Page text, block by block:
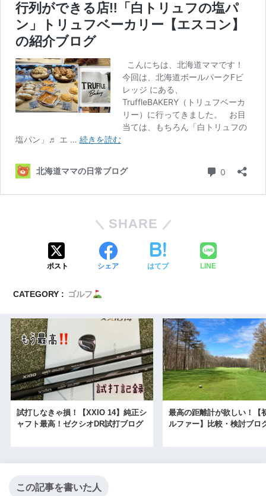
SHARE
ポスト シェア はてブ LINE
CATEGORY : ゴルフ
試打しなきゃ損！【XXIO 14】純正シ
ャフト最高！ゼクシオDR試打ブログ
最高の距離計が欲しい！【
ルファー】比較・検討ブロ
この記事を書いた人